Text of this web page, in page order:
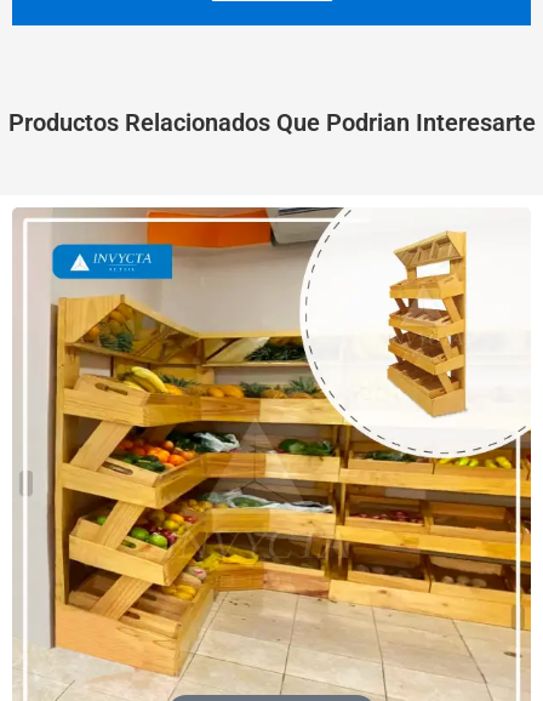
Productos Relacionados Que Podrian Interesarte